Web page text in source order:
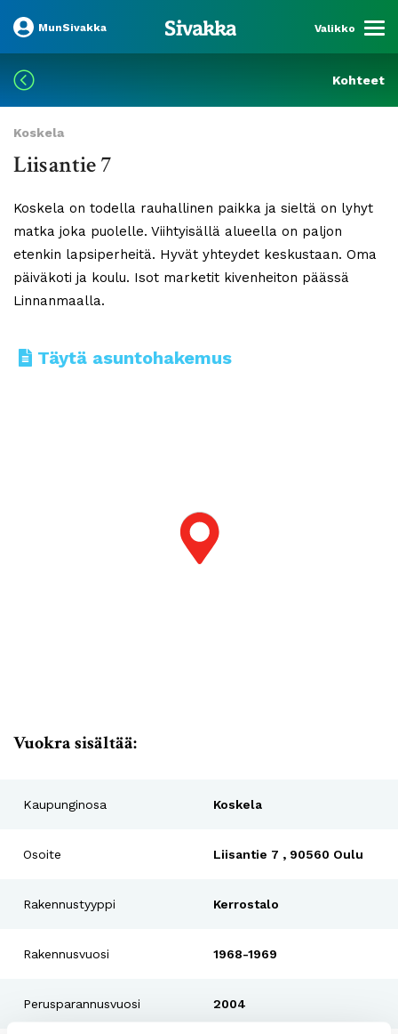
MunSivakka Valikko
Kohteet
Koskela
Liisantie 7
Koskela on todella rauhallinen paikka ja sieltä on lyhyt
matka joka puolelle. Viihtyisällä alueella on paljon
etenkin lapsiperheitä. Hyvät yhteydet keskustaan. Oma
päiväkoti ja koulu. Isot marketit kivenheiton päässä
Linnanmaalla.
Täytä asuntohakemus
Vuokra sisältää:
Kaupunginosa Koskela
Osoite Liisantie 7 , 90560 Oulu
Rakennustyyppi Kerrostalo
Rakennusvuosi 1968-1969
Perusparannusvuosi 2004